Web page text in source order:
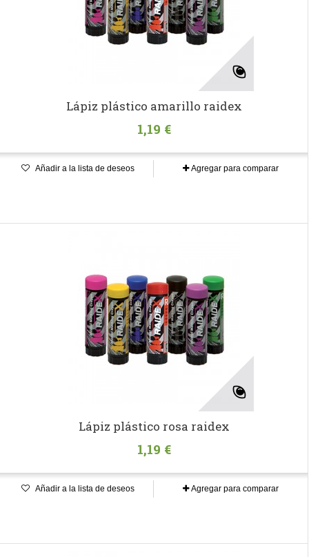
Lápiz plástico amarillo raidex
1,19 €
Añadir a la lista de deseos Agregar para comparar
Lápiz plástico rosa raidex
1,19 €
Añadir a la lista de deseos Agregar para comparar